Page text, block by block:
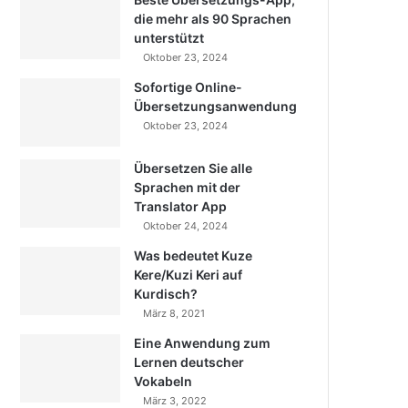
die mehr als 90 Sprachen
unterstützt
Oktober 23, 2024
Sofortige Online-
Übersetzungsanwendung
Oktober 23, 2024
Übersetzen Sie alle
Sprachen mit der
Translator App
Oktober 24, 2024
Was bedeutet Kuze
Kere/Kuzi Keri auf
Kurdisch?
März 8, 2021
Eine Anwendung zum
Lernen deutscher
Vokabeln
März 3, 2022